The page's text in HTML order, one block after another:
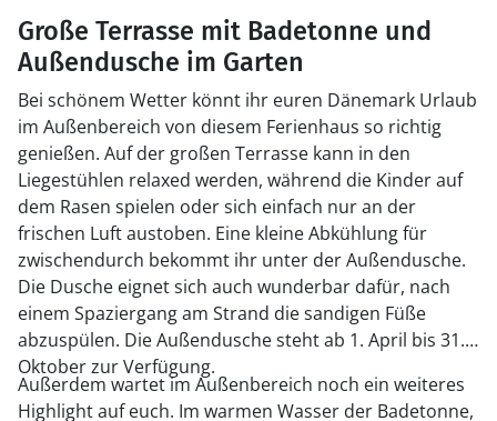
Große Terrasse mit Badetonne und
Außendusche im Garten
Bei schönem Wetter könnt ihr euren Dänemark Urlaub
im Außenbereich von diesem Ferienhaus so richtig
genießen. Auf der großen Terrasse kann in den
Liegestühlen relaxed werden, während die Kinder auf
dem Rasen spielen oder sich einfach nur an der
frischen Luft austoben. Eine kleine Abkühlung für
zwischendurch bekommt ihr unter der Außendusche.
Die Dusche eignet sich auch wunderbar dafür, nach
einem Spaziergang am Strand die sandigen Füße
abzuspülen. Die Außendusche steht ab 1. April bis 31.
Oktober zur Verfügung.
Außerdem wartet im Außenbereich noch ein weiteres
Highlight auf euch. Im warmen Wasser der Badetonne,